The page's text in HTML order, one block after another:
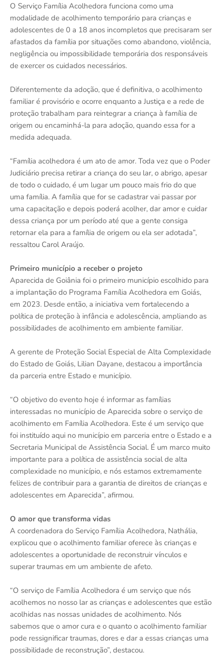
O Serviço Família Acolhedora funciona como uma
modalidade de acolhimento temporário para crianças e
adolescentes de 0 a 18 anos incompletos que precisaram ser
afastados da família por situações como abandono, violência,
negligência ou impossibilidade temporária dos responsáveis
de exercer os cuidados necessários.
Diferentemente da adoção, que é definitiva, o acolhimento
familiar é provisório e ocorre enquanto a Justiça e a rede de
proteção trabalham para reintegrar a criança à família de
origem ou encaminhá-la para adoção, quando essa for a
medida adequada.
“Família acolhedora é um ato de amor. Toda vez que o Poder
Judiciário precisa retirar a criança do seu lar, o abrigo, apesar
de todo o cuidado, é um lugar um pouco mais frio do que
uma família. A família que for se cadastrar vai passar por
uma capacitação e depois poderá acolher, dar amor e cuidar
dessa criança por um período até que a gente consiga
retornar ela para a família de origem ou ela ser adotada”,
ressaltou Carol Araújo.
Primeiro município a receber o projeto
Aparecida de Goiânia foi o primeiro município escolhido para
a implantação do Programa Família Acolhedora em Goiás,
em 2023. Desde então, a iniciativa vem fortalecendo a
política de proteção à infância e adolescência, ampliando as
possibilidades de acolhimento em ambiente familiar.
A gerente de Proteção Social Especial de Alta Complexidade
do Estado de Goiás, Lilian Dayane, destacou a importância
da parceria entre Estado e município.
“O objetivo do evento hoje é informar as famílias
interessadas no município de Aparecida sobre o serviço de
acolhimento em Família Acolhedora. Este é um serviço que
foi instituído aqui no município em parceria entre o Estado e a
Secretaria Municipal de Assistência Social. É um marco muito
importante para a política de assistência social de alta
complexidade no município, e nós estamos extremamente
felizes de contribuir para a garantia de direitos de crianças e
adolescentes em Aparecida”, afirmou.
O amor que transforma vidas
A coordenadora do Serviço Família Acolhedora, Nathália,
explicou que o acolhimento familiar oferece às crianças e
adolescentes a oportunidade de reconstruir vínculos e
superar traumas em um ambiente de afeto.
“O serviço de Família Acolhedora é um serviço que nós
acolhemos no nosso lar as crianças e adolescentes que estão
acolhidas nas nossas unidades de acolhimento. Nós
sabemos que o amor cura e o quanto o acolhimento familiar
pode ressignificar traumas, dores e dar a essas crianças uma
possibilidade de reconstrução”, destacou.